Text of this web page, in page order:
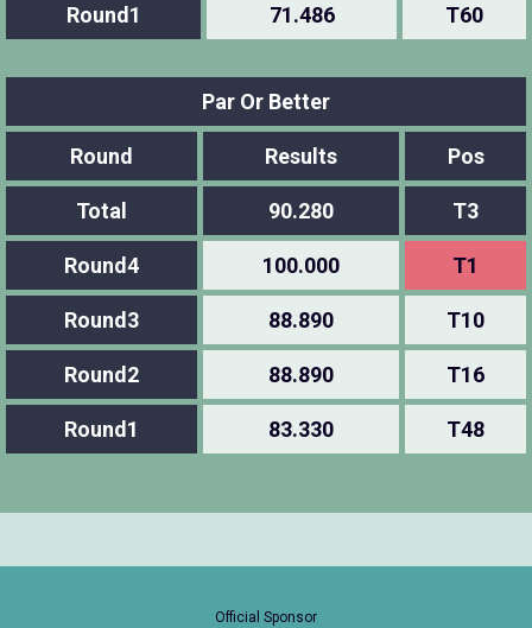
Round1 71.486 T60
Par Or Better
Round Results Pos
Total 90.280 T3
Round4 100.000 T1
Round3 88.890 T10
Round2 88.890 T16
Round1 83.330 T48
Official Sponsor